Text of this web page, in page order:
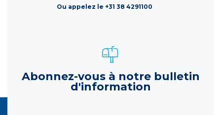
Ou appelez le +31 38 4291100
Abonnez-vous à notre bulletin
d'information